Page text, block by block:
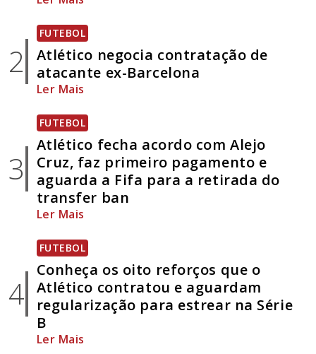
2
FUTEBOL
Atlético negocia contratação de
atacante ex-Barcelona
Ler Mais
3
FUTEBOL
Atlético fecha acordo com Alejo
Cruz, faz primeiro pagamento e
aguarda a Fifa para a retirada do
transfer ban
Ler Mais
4
FUTEBOL
Conheça os oito reforços que o
Atlético contratou e aguardam
regularização para estrear na Série
B
Ler Mais